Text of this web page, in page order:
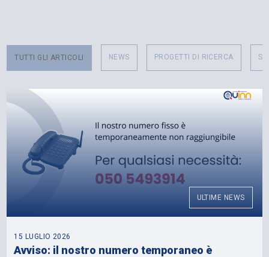
TUTTI GLI ARTICOLI NEWS PROGETTI DI RICERCA
ULTIME NEWS
15 LUGLIO 2026
Avviso: il nostro numero temporaneo è